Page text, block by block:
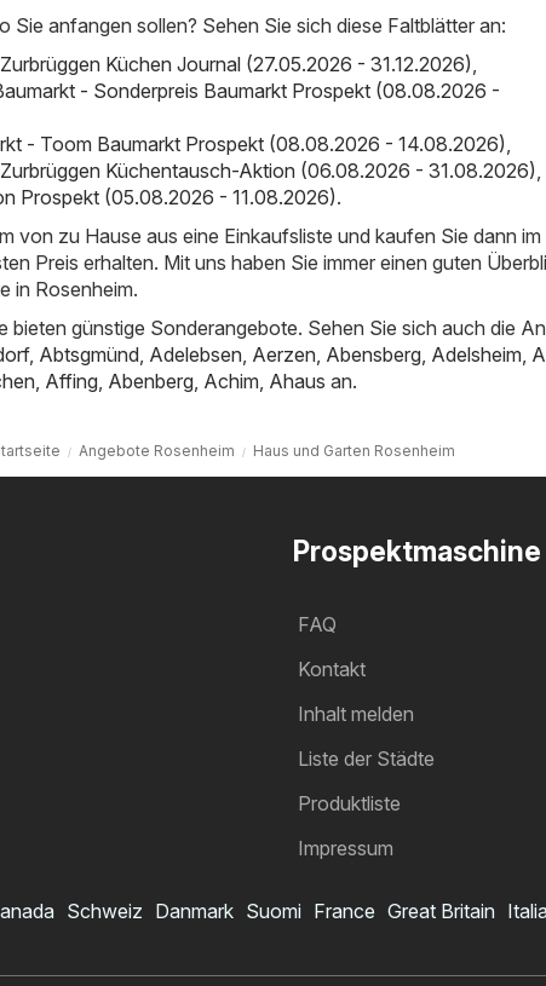
Sie anfangen sollen? Sehen Sie sich diese Faltblätter an:
Küchen Journal (27.05.2026 - 31.12.2026)
- Sonderpreis Baumarkt Prospekt (08.08.2026 -
- Toom Baumarkt Prospekt (08.08.2026 - 14.08.2026)
Küchentausch-Aktion (06.08.2026 - 31.08.2026)
Prospekt (05.08.2026 - 11.08.2026).
von zu Hause aus eine Einkaufsliste und kaufen Sie dann
Preis erhalten. Mit uns haben Sie immer einen guten
in Rosenheim.
bieten günstige Sonderangebote. Sehen Sie sich auch die
, Abtsgmünd Adelebsen Aerzen Abensberg Adelsheim
Affing Abenberg Achim Ahaus an.
Angebote Rosenheim Haus und Garten Rosenheim
Prospektmaschine
FAQ
Kontakt
Inhalt melden
Liste der Städte
Produktliste
Impressum
Schweiz Danmark Suomi France Great Britain